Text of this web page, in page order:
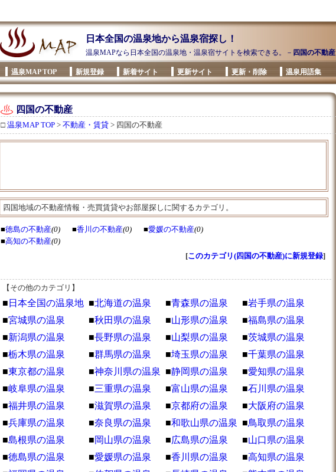
日本全国の温泉地から温泉宿探し！
温泉MAPなら日本全国の温泉地・温泉宿サイトを検索できる。－ 四国の不動産
温泉MAP TOP 新規登録 新着サイト 更新サイト 更新・削除 温泉用語集
四国の不動産
□ 温泉MAP TOP > 不動産・賃貸 > 四国の不動産
四国地域の不動産情報・売買賃貸やお部屋探しに関するカテゴリ。
■徳島の不動産(0) ■香川の不動産(0) ■愛媛の不動産(0)
■高知の不動産(0)
[このカテゴリ(四国の不動産)に新規登録]
【その他のカテゴリ】
■ 日本全国の温泉地 ■北海道の温泉 ■青森県の温泉 ■岩手県の温泉
■宮城県の温泉 ■秋田県の温泉 ■山形県の温泉 ■福島県の温泉
■新潟県の温泉 ■長野県の温泉 ■山梨県の温泉 ■茨城県の温泉
■栃木県の温泉 ■群馬県の温泉 ■埼玉県の温泉 ■千葉県の温泉
■東京都の温泉 ■神奈川県の温泉 ■静岡県の温泉 ■愛知県の温泉
■岐阜県の温泉 ■三重県の温泉 ■富山県の温泉 ■石川県の温泉
■福井県の温泉 ■滋賀県の温泉 ■京都府の温泉 ■大阪府の温泉
■兵庫県の温泉 ■奈良県の温泉 ■和歌山県の温泉 ■鳥取県の温泉
■島根県の温泉 ■岡山県の温泉 ■広島県の温泉 ■山口県の温泉
■徳島県の温泉 ■愛媛県の温泉 ■香川県の温泉 ■高知県の温泉